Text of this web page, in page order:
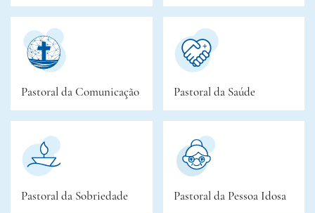
Pastoral da Comunicação Pastoral da Saúde
Pastoral da Sobriedade Pastoral da Pessoa Idosa